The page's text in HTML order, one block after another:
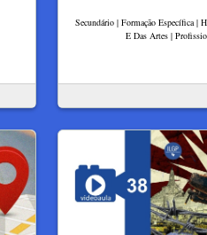
Secundário | Formação Específica |
E Das Artes |